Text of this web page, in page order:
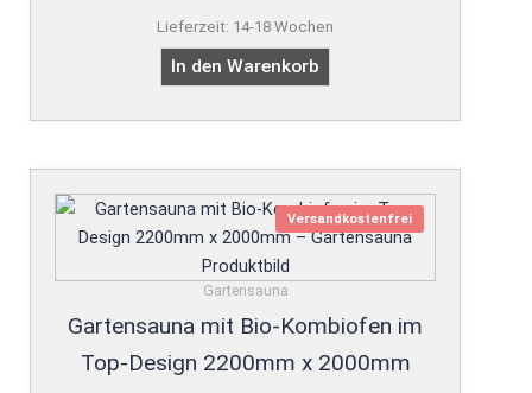
Lieferzeit: 14-18 Wochen
In den Warenkorb
Versandkostenfrei
Gartensauna
Gartensauna mit Bio-Kombiofen im
Top-Design 2200mm x 2000mm